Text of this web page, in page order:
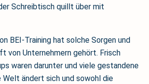
Schreibtisch quillt über mit
BEI-Training hat solche Sorgen und
von Unternehmern gehört. Frisch
waren darunter und viele gestandene
ändert sich und sowohl die